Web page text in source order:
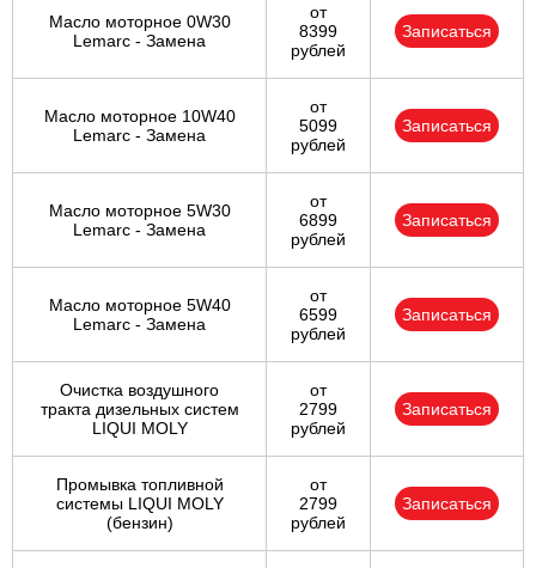
Солнцево
Тольятти
Тула
Тюмень
Чебоксары
Челябинск
Череповец
Масло моторное 0W30
Lemarc - Замена
от
8399
рублей
Записаться
Масло моторное 10W40
Lemarc - Замена
от
5099
рублей
Записаться
Масло моторное 5W30
Lemarc - Замена
от
6899
рублей
Записаться
Масло моторное 5W40
Lemarc - Замена
от
6599
рублей
Записаться
Очистка воздушного
тракта дизельных систем
LIQUI MOLY
от
2799
рублей
Записаться
Промывка топливной
системы LIQUI MOLY
(бензин)
от
2799
рублей
Записаться